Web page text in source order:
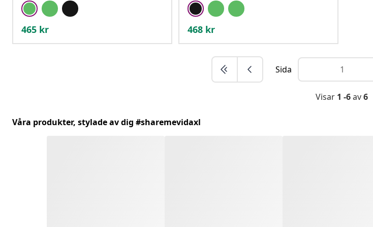
465 kr 468 kr
Sida
Visar 1 -6av6
Våra produkter, stylade av dig #sharemevidaxl